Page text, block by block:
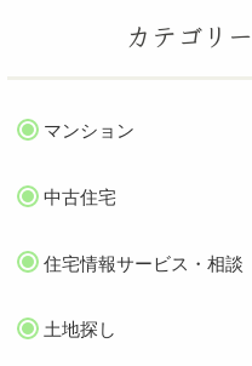
カテゴリー
マンション
中古住宅
住宅情報サービス・相談
土地探し